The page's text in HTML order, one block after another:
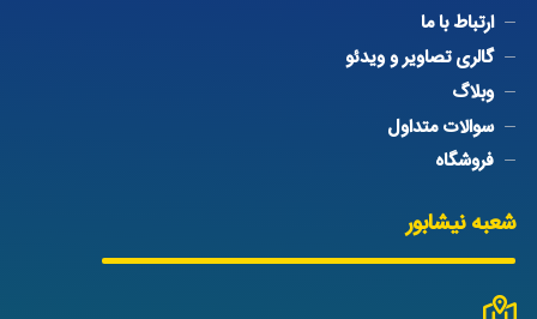
ارتباط با ما
گالری تصاویر و ویدئو
وبلاگ
سوالات متداول
فروشگاه
شعبه نیشابور